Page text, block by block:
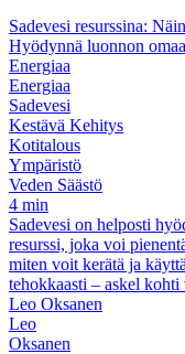
Sadevesi resurssina:
Hyödynnä luonnon
Energiaa
Energiaa
Sadevesi
Kestävä Kehitys
Kotitalous
Ympäristö
Veden Säästö
4 min
Sadevesi on helposti
resurssi, joka voi
miten voit kerätä ja
tehokkaasti – askel kohti
Leo Oksanen
Leo
Oksanen